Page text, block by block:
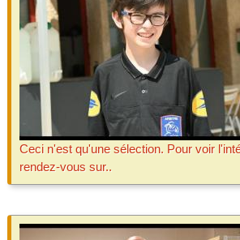
Ceci n'est qu'une sélection. Pour voir
rendez-vous sur..